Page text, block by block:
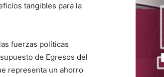
tangibles para la
fuerzas políticas
de Egresos del
representa un ahorro